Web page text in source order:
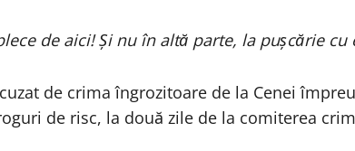
de aici! Și nu în altă parte, la pușcărie cu
de crima îngrozitoare de la Cenei
de risc, la două zile de la comiterea